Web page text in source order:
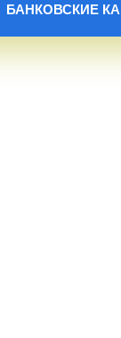
БАНКОВСКИЕ